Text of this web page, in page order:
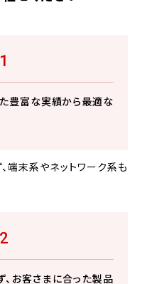
1
豊富な実績から最適な
端末系やネットワーク系も
2
お客さまに合った製品